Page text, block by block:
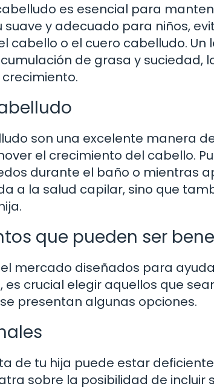
es esencial para
y adecuado para niños,
cabello o el cuero cabelludo.
de grasa y suciedad,
son una excelente manera
el crecimiento del cabello.
durante el baño o mientras
a la salud capilar, sino que
que pueden ser
mercado diseñados para
es crucial elegir aquellos que
presentan algunas opciones.
de tu hija puede estar
sobre la posibilidad de incluir